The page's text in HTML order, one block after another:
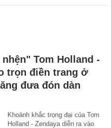
Tom Holland -
trọn điền trang ở
đưa đón dàn
Khoảnh khắc trọng đại của Tom
Holland - Zendaya diễn ra vào